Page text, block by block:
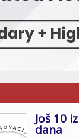
Još 10
dana